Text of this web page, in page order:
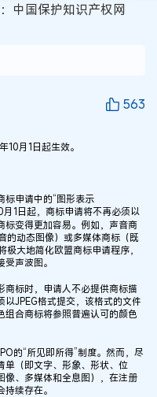
中国保护知识产权网
563
10月1日起生效。
标申请中的“图形表示
1日起，商标申请将不再必须以
标变得更加容易。例如，声音商
的动态图像）或多媒体商标（既
大地简化欧盟商标申请程序，
声波图。
商标时，申请人不必提供商标描
JPEG格式提交，该格式的文件
组合商标将参照普遍认可的颜色
的“所见即所得”制度。然而，尽
单（即文字、形象、形状、位
像、多媒体和全息图），在注册
续存在。